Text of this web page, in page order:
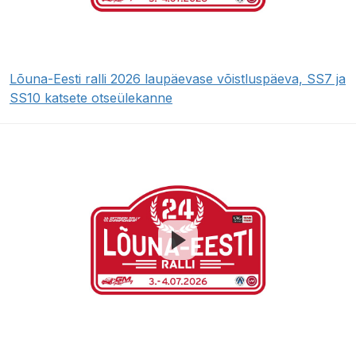
Lõuna-Eesti ralli 2026 laupäevase võistluspäeva, SS7 ja
SS10 katsete otseülekanne